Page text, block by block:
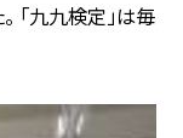
「九九検定」は毎